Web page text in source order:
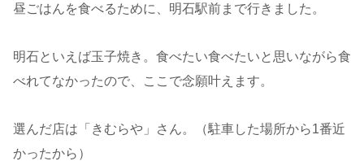
昼ごはんを食べるために、明石駅前まで行きました。
明石といえば玉子焼き。食べたい食べたいと思いながら食
べれてなかったので、ここで念願叶えます。
選んだ店は「きむらや」さん。（駐車した場所から1番近
かったから）